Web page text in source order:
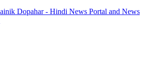
Dopahar - Hindi News Portal and News